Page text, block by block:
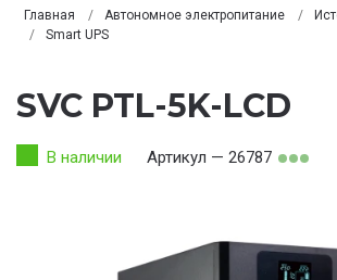
Главная Автономное электропитание
Smart UPS
SVC PTL-5K-LCD
В наличии Артикул — 26787